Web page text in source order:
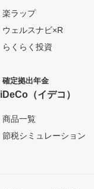
楽ラップ
ウェルスナビ×R
らくらく投資
確定拠出年金
iDeCo（イデコ）
商品一覧
節税シミュレーション